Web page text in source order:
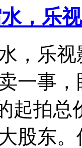
，乐
，乐
一事
起拍
股东